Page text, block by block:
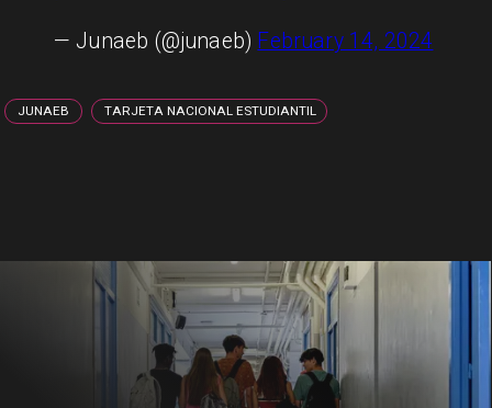
— Junaeb (@junaeb) February 14, 2024
JUNAEB TARJETA NACIONAL ESTUDIANTIL